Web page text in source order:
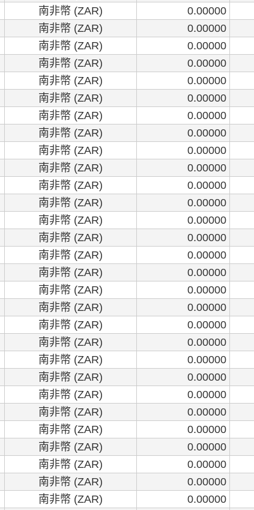
南非幣 (ZAR) 0.00000
南非幣 (ZAR) 0.00000
南非幣 (ZAR) 0.00000
南非幣 (ZAR) 0.00000
南非幣 (ZAR) 0.00000
南非幣 (ZAR) 0.00000
南非幣 (ZAR) 0.00000
南非幣 (ZAR) 0.00000
南非幣 (ZAR) 0.00000
南非幣 (ZAR) 0.00000
南非幣 (ZAR) 0.00000
南非幣 (ZAR) 0.00000
南非幣 (ZAR) 0.00000
南非幣 (ZAR) 0.00000
南非幣 (ZAR) 0.00000
南非幣 (ZAR) 0.00000
南非幣 (ZAR) 0.00000
南非幣 (ZAR) 0.00000
南非幣 (ZAR) 0.00000
南非幣 (ZAR) 0.00000
南非幣 (ZAR) 0.00000
南非幣 (ZAR) 0.00000
南非幣 (ZAR) 0.00000
南非幣 (ZAR) 0.00000
南非幣 (ZAR) 0.00000
南非幣 (ZAR) 0.00000
南非幣 (ZAR) 0.00000
南非幣 (ZAR) 0.00000
南非幣 (ZAR) 0.00000